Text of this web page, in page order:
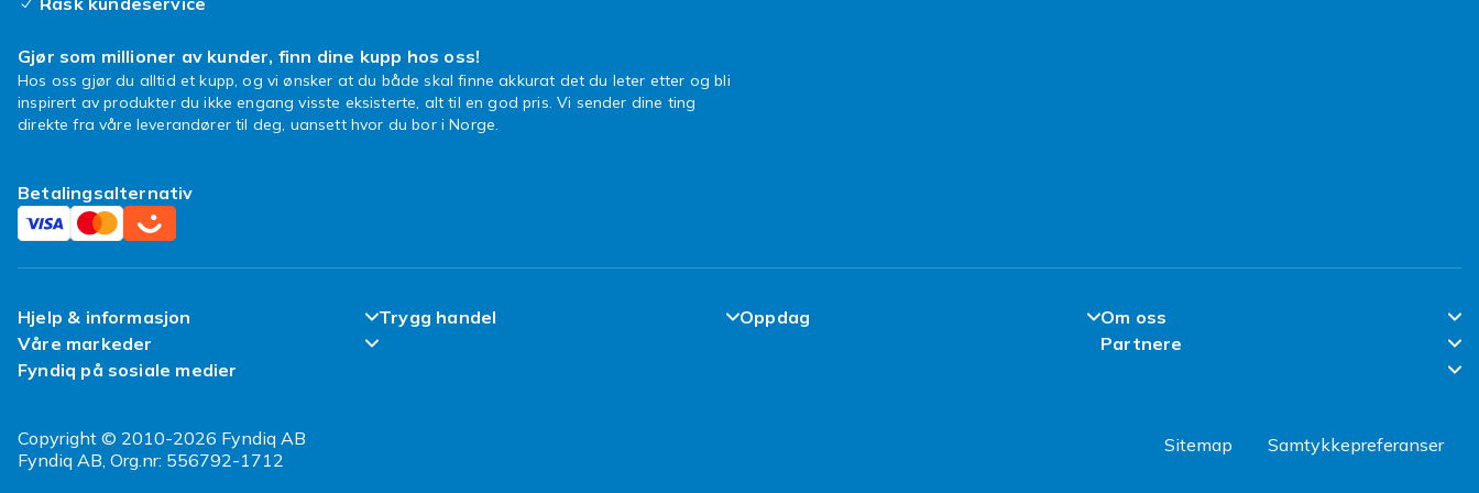
Gjør som millioner av kunder, finn dine kupp hos oss!
Hos oss gjør du alltid et kupp, og vi ønsker at du både skal finne akkurat det du leter etter og bli
inspirert av produkter du ikke engang visste eksisterte, alt til en god pris. Vi sender dine ting
direkte fra våre leverandører til deg, uansett hvor du bor i Norge.
Betalingsalternativ
Hjelp & informasjon
Ofte stilte spørsmål
Angre & returner her
Trygg handel
Oppdag
Om oss
Om Fyndiq
Jobbe hos Fyndiq
Våre markeder
Fyndiq Finland
Fyndiq Sverige
Partnere
Fyndiq på sosiale medier
Copyright © 2010-2026 Fyndiq AB
Fyndiq AB, Org.nr: 556792-1712
Sitemap Samtykkepreferanser